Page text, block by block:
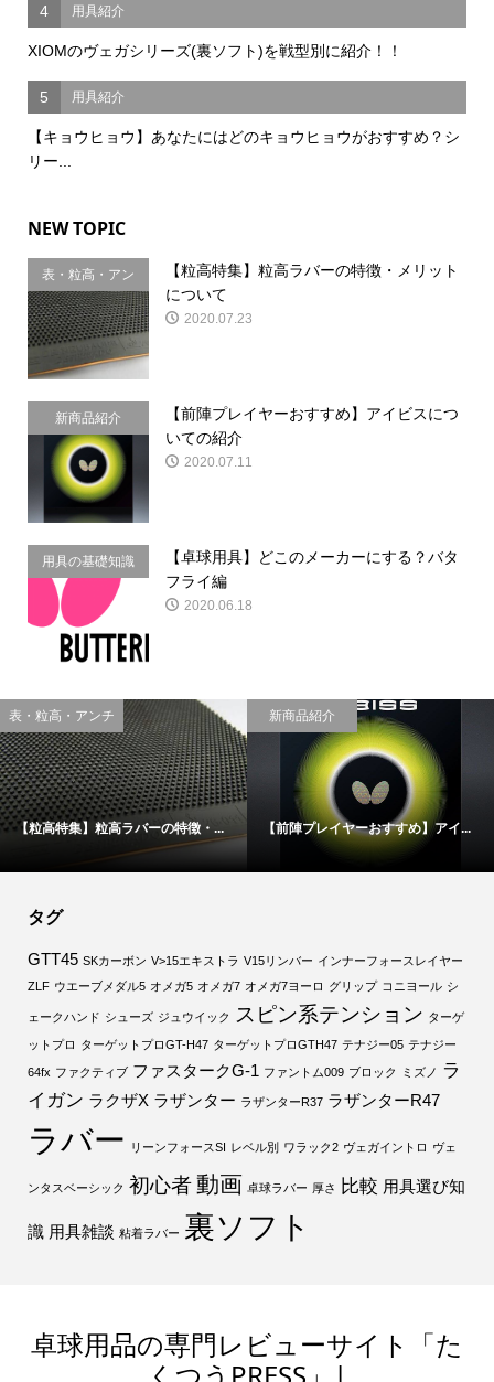
4 用具紹介
XIOMのヴェガシリーズ(裏ソフト)を戦型別に紹介！！
5 用具紹介
【キョウヒョウ】あなたにはどのキョウヒョウがおすすめ？シ
リー...
NEW TOPIC
表・粒高・アン
チ
【粒高特集】粒高ラバーの特徴・メリット
について
2020.07.23
新商品紹介
【前陣プレイヤーおすすめ】アイビスにつ
いての紹介
2020.07.11
用具の基礎知識
【卓球用具】どこのメーカーにする？バタ
フライ編
2020.06.18
用具の基礎知識
【卓球用具】どこのメーカーにす...
裏ソフト
【正直難しい！？】ディグニクス0...
タグ
GTT45 SKカーボン V>15エキストラ V15リンバー インナーフォースレイヤー
ZLF ウエーブメダル5 オメガ5 オメガ7 オメガ7ヨーロ グリップ コニヨール シ
ェークハンド シューズ ジュウイック スピン系テンション ターゲ
ットプロ ターゲットプロGT-H47 ターゲットプロGTH47 テナジー05 テナジー
64fx ファクティブ ファスタークG-1 ファントム009 ブロック ミズノ ラ
イガン ラクザX ラザンター ラザンターR37 ラザンターR47
ラバー リーンフォースSI レベル別 ワラック2 ヴェガイントロ ヴェ
ンタスベーシック 初心者動画 卓球ラバー 厚さ 比較 用具選び知
識 用具雑談 粘着ラバー 裏ソフト
卓球用品の専門レビューサイト「た
くつうPRESS」|